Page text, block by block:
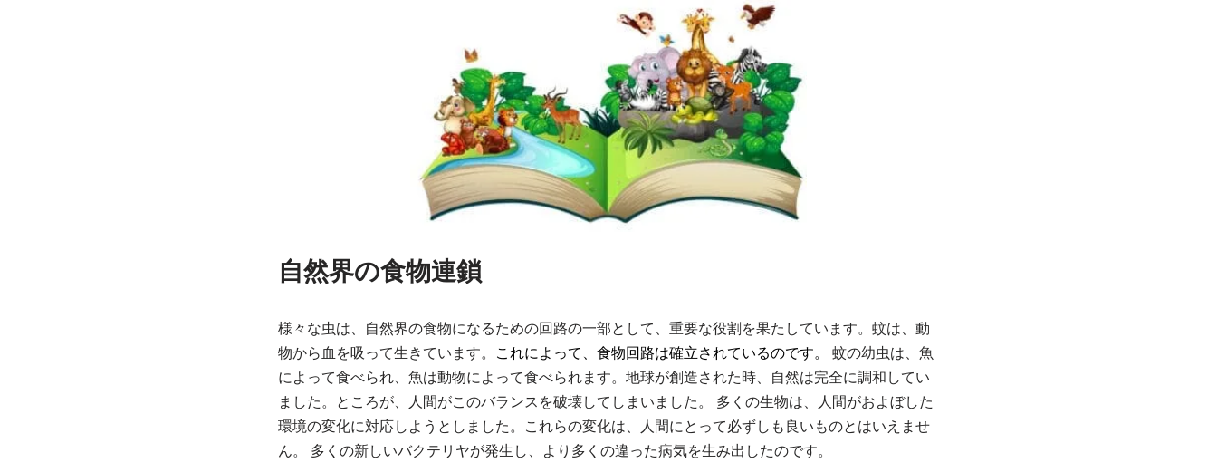
自然界の食物連鎖
様々な虫は、自然界の食物になるための回路の一部として、重要な役割を果たしています。蚊は、動
物から血を吸って生きています。
これによって、食物回路は確立されているのです。 蚊の幼虫は、魚
によって食べられ、魚は動物によって食べられます。地球が創造された時、自然は完全に調和してい
ました。ところが、人間がこのバランスを破壊してしまいました。 多くの生物は、人間がおよぼした
環境の変化に対応しようとしました。これらの変化は、人間にとって必ずしも良いものとはいえませ
ん。 多くの新しいバクテリヤが発生し、より多くの違った病気を生み出したのです。